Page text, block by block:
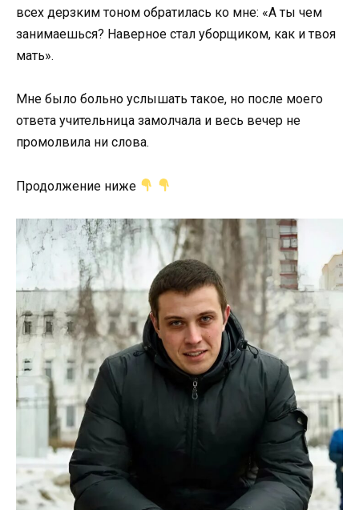
всех дерзким тоном обратилась ко мне: «А ты чем
занимаешься? Наверное стал уборщиком, как и твоя
мать».
Мне было больно услышать такое, но после моего
ответа учительница замолчала и весь вечер не
промолвила ни слова.
Продолжение ниже